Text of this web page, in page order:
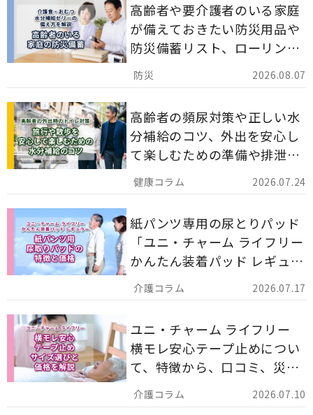
2026.08.07
高齢者や要介護者のいる家庭
が備えておきたい防災用品や
防災備蓄リスト、ローリング
ストックのポイントについて
解説します。
2026.07.24
高齢者の頻尿対策や正しい水
分補給のコツ、外出を安心し
て楽しむための準備や排泄ケ
ア用品の選び方を解説しま
す。
2026.07.17
紙パンツ専用の尿とりパッド
「ユニ・チャーム ライフリー
かんたん装着パッド レギュラ
ー 計162枚」について解説し
ます。
2026.07.10
ユニ・チャーム ライフリー
横モレ安心テープ止めについ
て、特徴から、口コミ、災害
備蓄としての活用法まで分か
りやすく解説します。